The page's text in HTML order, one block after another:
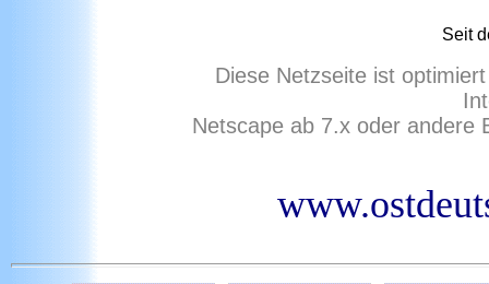
Seit
Diese Netzseite ist
Netscape ab 7.x oder andere